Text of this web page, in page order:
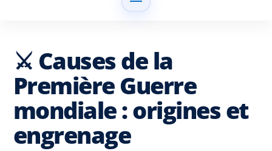
⚔️ Causes de la
Première Guerre
mondiale : origines et
engrenage